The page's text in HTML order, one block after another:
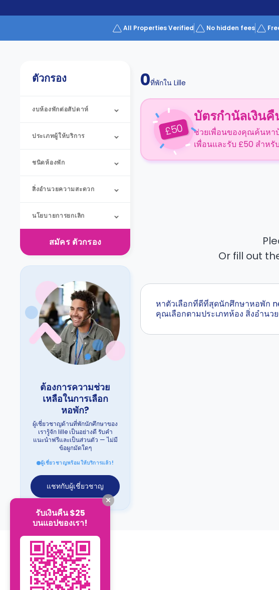
All Properties Verified No hidden fees
ตัวกรอง
งบห้องพักต่อสัปดาห์
ประเภทผู้ให้บริการ
ชนิดห้องพัก
สิ่งอำนวยความสะดวก
นโยบายการยกเลิก
สมัคร ตัวกรอง
ต้องการความช่วย
เหลือในการเลือก
หอพัก?
ผู้เชี่ยวชาญด้านที่พักนักศึกษาของ
เรารู้จัก lille เป็นอย่างดี รับคำ
แนะนำฟรีและเป็นส่วนตัว — ไม่มี
ข้อผูกมัดใดๆ
ผู้เชี่ยวชาญพร้อมให้บริการแล้ว!
แชทกับผู้เชี่ยวชาญ
0ที่พักใน Lille
£50
บัตรกำนัลเงิน
ช่วยเพื่อนของคุณค้นหา
เพื่อนและรับ £50 สำหรั
Or fill out
หาตัวเลือกที่ดีที่สุดนักศึกษาหอพัก
คุณเลือกตามประเภทห้อง สิ่งอำนว
รับเงินคืน $25
บนแอปของเรา!